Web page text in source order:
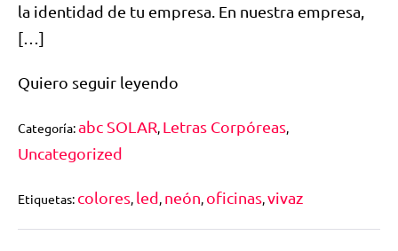
la identidad de tu empresa. En nuestra empresa,
[…]
Quiero seguir leyendo
Categoría:abc SOLAR, Letras Corpóreas,
Uncategorized
Etiquetas: colores, led, neón, oficinas,vivaz